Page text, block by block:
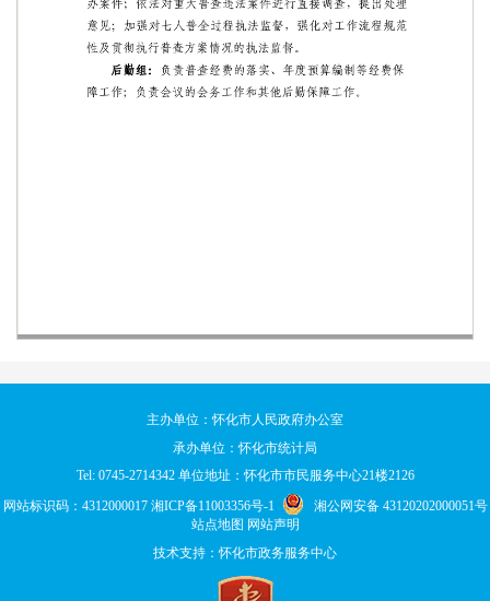
主办单位：怀化市人民政府办公室
承办单位：怀化市统计局
Tel: 0745-2714342 单位地址：怀化市市民服务中心21楼2126
网站标识码：4312000017 湘ICP备11003356号-1
湘公网安备 43120202000051号
站点地图 网站声明
技术支持：怀化市政务服务中心